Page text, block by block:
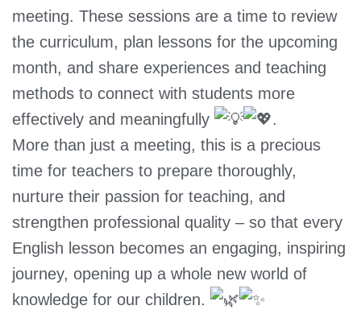
meeting. These sessions are a time to review
the curriculum, plan lessons for the upcoming
month, and share experiences and teaching
methods to connect with students more
effectively and meaningfully
.
More than just a meeting, this is a precious
time for teachers to prepare thoroughly,
nurture their passion for teaching, and
strengthen professional quality – so that every
English lesson becomes an engaging, inspiring
journey, opening up a whole new world of
knowledge for our children.